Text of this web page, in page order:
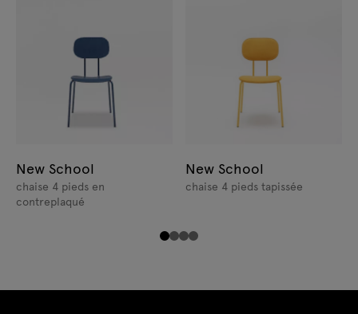
New School
chaise 4 pieds en
contreplaqué
New School
chaise 4 pieds tapissée